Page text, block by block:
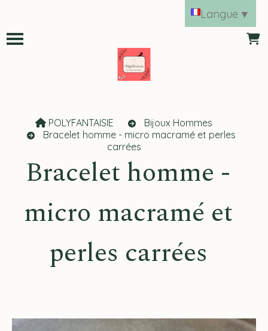
POLYFANTAISIE
Bijoux Hommes
Bracelet homme - micro macramé et perles
carrées
Bracelet homme -
micro macramé et
perles carrées
Langue ▼